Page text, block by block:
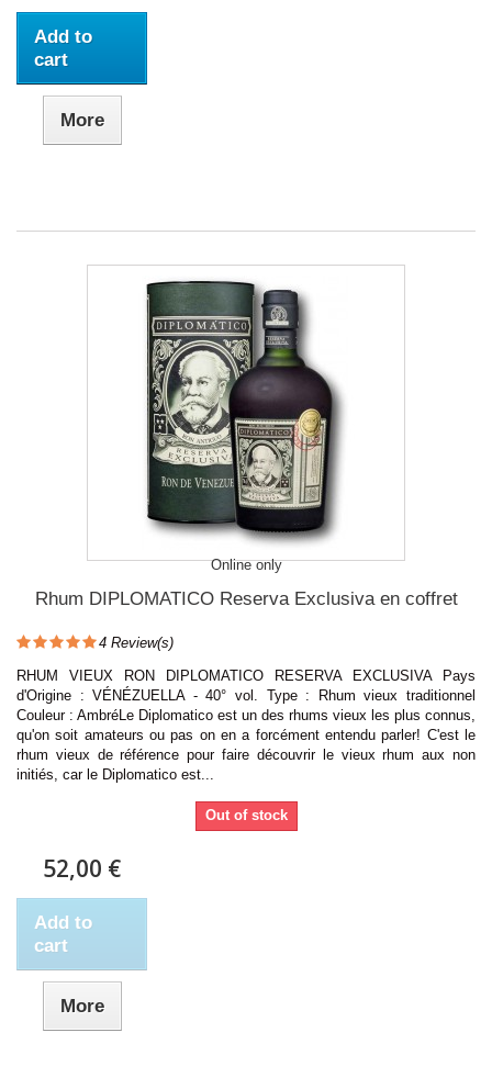
Add to
cart
More
Online only
Rhum DIPLOMATICO Reserva Exclusiva en coffret
4 Review(s)
RHUM VIEUX RON DIPLOMATICO RESERVA EXCLUSIVA Pays
d'Origine : VÉNÉZUELLA - 40° vol. Type : Rhum vieux traditionnel
Couleur : AmbréLe Diplomatico est un des rhums vieux les plus connus,
qu'on soit amateurs ou pas on en a forcément entendu parler! C'est le
rhum vieux de référence pour faire découvrir le vieux rhum aux non
initiés, car le Diplomatico est...
Out of stock
52,00 €
Add to
cart
More